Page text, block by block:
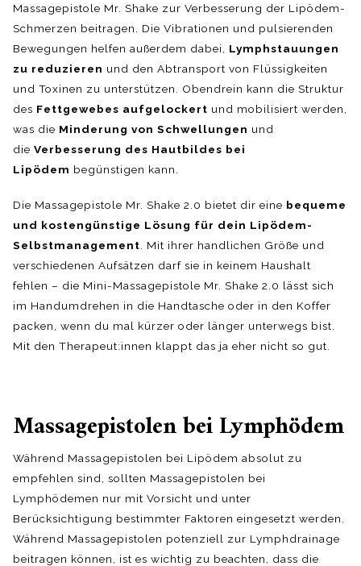
Massagepistole Mr. Shake zur Verbesserung der Lipödem-
Schmerzen beitragen. Die Vibrationen und pulsierenden
Bewegungen helfen außerdem dabei, Lymphstauungen
zu reduzieren und den Abtransport von Flüssigkeiten
und Toxinen zu unterstützen. Obendrein kann die Struktur
des Fettgewebes aufgelockert und mobilisiert werden,
was die Minderung von Schwellungen und
die Verbesserung des Hautbildes bei
Lipödem begünstigen kann.
Die Massagepistole Mr. Shake 2.0 bietet dir eine bequeme
und kostengünstige Lösung für dein Lipödem-
Selbstmanagement . Mit ihrer handlichen Größe und
verschiedenen Aufsätzen darf sie in keinem Haushalt
fehlen – die Mini-Massagepistole Mr. Shake 2.0 lässt sich
im Handumdrehen in die Handtasche oder in den Koffer
packen, wenn du mal kürzer oder länger unterwegs bist.
Mit den Therapeut:innen klappt das ja eher nicht so gut.
Massagepistolen bei Lymphödem
Während Massagepistolen bei Lipödem absolut zu
empfehlen sind, sollten Massagepistolen bei
Lymphödemen nur mit Vorsicht und unter
Berücksichtigung bestimmter Faktoren eingesetzt werden.
Während Massagepistolen potenziell zur Lymphdrainage
beitragen können, ist es wichtig zu beachten, dass die